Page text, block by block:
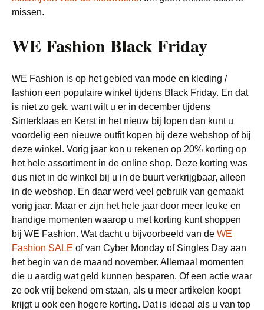
missen.
WE Fashion Black Friday
WE Fashion is op het gebied van mode en kleding /
fashion een populaire winkel tijdens Black Friday. En dat
is niet zo gek, want wilt u er in december tijdens
Sinterklaas en Kerst in het nieuw bij lopen dan kunt u
voordelig een nieuwe outfit kopen bij deze webshop of bij
deze winkel. Vorig jaar kon u rekenen op 20% korting op
het hele assortiment in de online shop. Deze korting was
dus niet in de winkel bij u in de buurt verkrijgbaar, alleen
in de webshop. En daar werd veel gebruik van gemaakt
vorig jaar. Maar er zijn het hele jaar door meer leuke en
handige momenten waarop u met korting kunt shoppen
bij WE Fashion. Wat dacht u bijvoorbeeld van de WE
Fashion SALE of van Cyber Monday of Singles Day aan
het begin van de maand november. Allemaal momenten
die u aardig wat geld kunnen besparen. Of een actie waar
ze ook vrij bekend om staan, als u meer artikelen koopt
krijgt u ook een hogere korting. Dat is ideaal als u van top